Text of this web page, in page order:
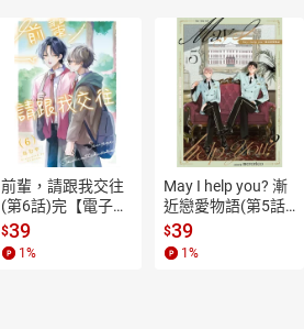
前輩，請跟我交往
(第6話)完【電子
書】
$39
1%
May I help you? 漸
近戀愛物語(第5話)
【電子書】
$39
1%